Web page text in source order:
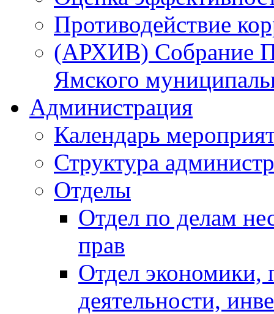
Противодействие
(АРХИВ) Собрание
Ямского
Администрация
Календарь
Структура
Отделы
Отдел по делам
прав
Отдел экономики,
деятельности,